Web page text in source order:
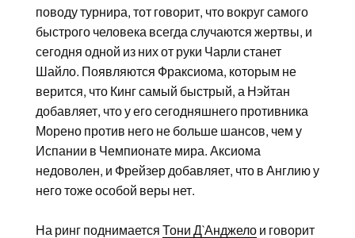
поводу турнира, тот говорит, что вокруг самого
быстрого человека всегда случаются жертвы, и
сегодня одной из них от руки Чарли станет
Шайло. Появляются Фраксиома, которым не
верится, что Кинг самый быстрый, а Нэйтан
добавляет, что у его сегодняшнего противника
Морено против него не больше шансов, чем у
Испании в Чемпионате мира. Аксиома
недоволен, и Фрейзер добавляет, что в Англию у
него тоже особой веры нет.
На ринг поднимается Тони Д`Анджелои говорит